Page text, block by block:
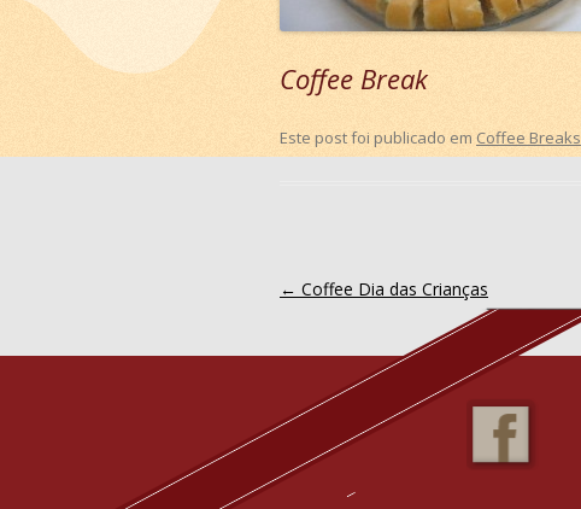
Coffee Break
Este post foi publicado em Coffee Breaks
Navegação
posts
← Coffee Dia das Crianças